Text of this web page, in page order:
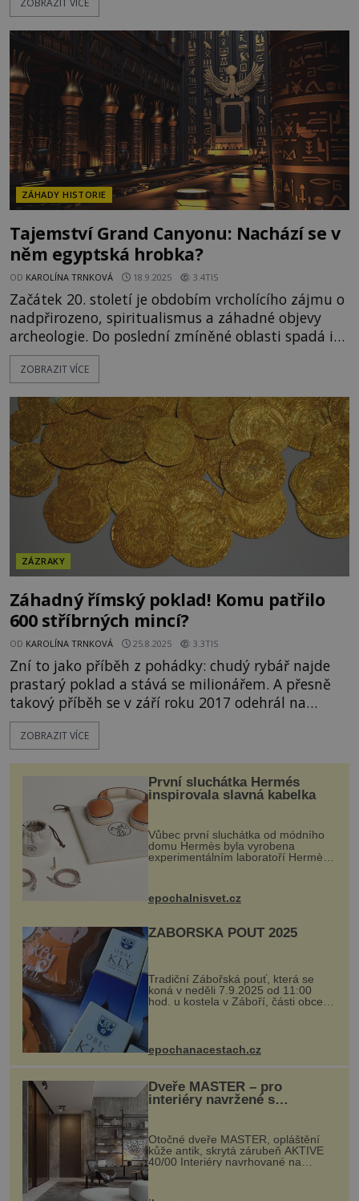
s měděným válcem uvnitř, nalezená poblíž
o zdroj elektřiny, starší než první skutečná
baterie? I
ZÁHADY HISTORIE
Tajemství Grand Canyonu: Nachází se v
něm egyptská hrobka?
OD KAROLÍNA TRNKOVÁ 18.9.2025 3.4TIS
Začátek 20. století je obdobím vrcholícího zájmu o
nadpřirozeno, spiritualismus a záhadné objevy
archeologie. Do poslední zmíněné oblasti spadá i
obsáhlá zpráva, kterou vydávají 5. dubna 1909
arizonské noviny Arizona Gazette. Nepodepsaný
objevu amerických badatelů S. A. Jordana a G. E.
Kinkaida v Grand Canyonu. Jde o soustavu dobře
ukrytých jeskyní
ZOBRAZIT VÍCE
ZÁZRAKY
Záhadný římský poklad! Komu patřilo
600 stříbrných mincí?
OD KAROLÍNA TRNKOVÁ 25.8.2025 3.3TIS
Zní to jako příběh z pohádky: chudý rybář najde
prastarý poklad a stává se milionářem. A přesně
takový příběh se v září roku 2017 odehrál na
britském venkově! Sám nálezce věří, že podobný
objev se už nebude opakovat. Co ho k takovému
hledač kovů Mike Smale z britského Plymouthu se
během nejšťastněj
ZOBRAZIT VÍCE
První sluchátka Hermés
inspirovala slavná kabelka
Vůbec první sluchátka od módního
domu Hermès byla vyrobena
experimentálním laboratoří Hermès
kovový...
epochalnisvet.cz
ZÁBOŘSKÁ POUŤ 2025
Tradiční Zábořská pouť, která se
koná v neděli 7.9.2025 od 11:00
hod. u kostela v Záboří, části obce
Kly u Mělníka. V programu naleznete
komentovanou prohlídku kostela,
epochanacestach.cz
Dveře MASTER – pro
interiéry navržené s
rozumem i vášní!
Otočné dveře MASTER, opláštění
kůže antik, skrytá zárubeň AKTIVE
40/00 Interiéry navrhované na
zakázku často vyžadují atypické
rozměry nejen nábytku, ale i